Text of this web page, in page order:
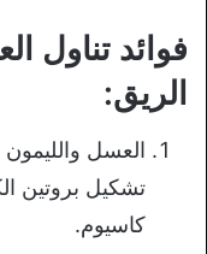
فوائد تناول
الريق:
العسل
تشكيل بروتين
كاسيوم.